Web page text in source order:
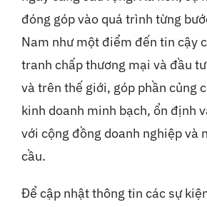
đóng góp vào quá trình từng
Nam như một điểm đến tin cậy
tranh chấp thương mại và đầu
và trên thế giới, góp phần củng
kinh doanh minh bạch, ổn định
với cộng đồng doanh nghiệp và
cầu.
Để cập nhật thông tin các sự